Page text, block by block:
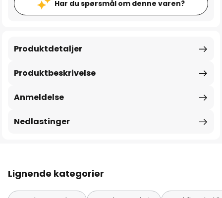
Har du spørsmål om denne varen?
Produktbeskrivelse
Produktdetaljer
Anmeldelse
Nedlastinger
Lignende kategorier